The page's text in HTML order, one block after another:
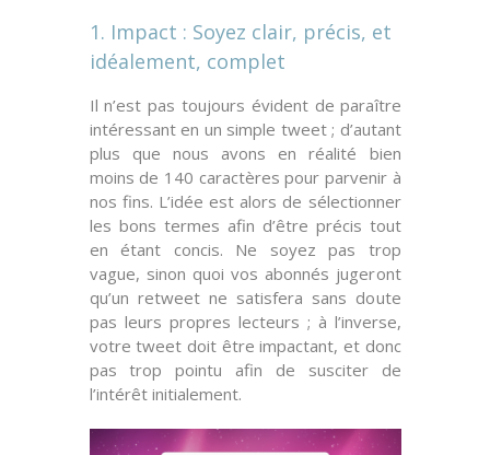
1. Impact : Soyez clair, précis, et
idéalement, complet
Il n’est pas toujours évident de paraître
intéressant en un simple tweet ; d’autant
plus que nous avons en réalité bien
moins de 140 caractères pour parvenir à
nos fins. L’idée est alors de sélectionner
les bons termes afin d’être précis tout
en étant concis. Ne soyez pas trop
vague, sinon quoi vos abonnés jugeront
qu’un retweet ne satisfera sans doute
pas leurs propres lecteurs ; à l’inverse,
votre tweet doit êtreimpactant, et donc
pas trop pointu afin de susciter de
l’intérêt initialement.